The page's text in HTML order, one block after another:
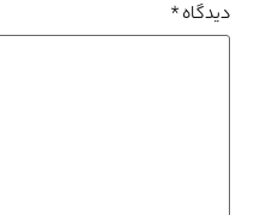
دیدگاه*